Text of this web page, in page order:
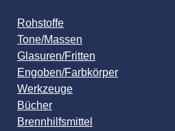
Rohstoffe
Tone/Massen
Glasuren/Fritten
Engoben/Farbkörper
Werkzeuge
Bücher
Brennhilfsmittel